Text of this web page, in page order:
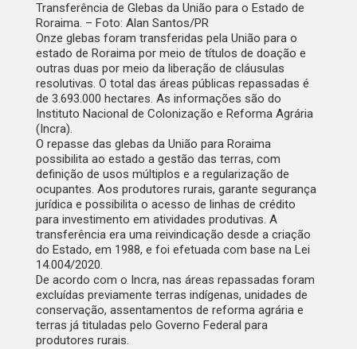
Transferência de Glebas da União para o Estado de
Roraima. – Foto: Alan Santos/PR
Onze glebas foram transferidas pela União para o
estado de Roraima por meio de títulos de doação e
outras duas por meio da liberação de cláusulas
resolutivas. O total das áreas públicas repassadas é
de 3.693.000 hectares. As informações são do
Instituto Nacional de Colonização e Reforma Agrária
(Incra).
O repasse das glebas da União para Roraima
possibilita ao estado a gestão das terras, com
definição de usos múltiplos e a regularização de
ocupantes. Aos produtores rurais, garante segurança
jurídica e possibilita o acesso de linhas de crédito
para investimento em atividades produtivas. A
transferência era uma reivindicação desde a criação
do Estado, em 1988, e foi efetuada com base na Lei
14.004/2020.
De acordo com o Incra, nas áreas repassadas foram
excluídas previamente terras indígenas, unidades de
conservação, assentamentos de reforma agrária e
terras já tituladas pelo Governo Federal para
produtores rurais.